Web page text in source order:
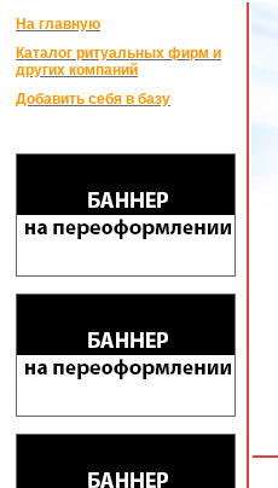
На главную
Каталог ритуальных фирм и
других компаний
Добавить себя в базу